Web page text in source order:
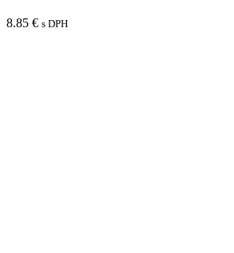
8.85 € s DPH